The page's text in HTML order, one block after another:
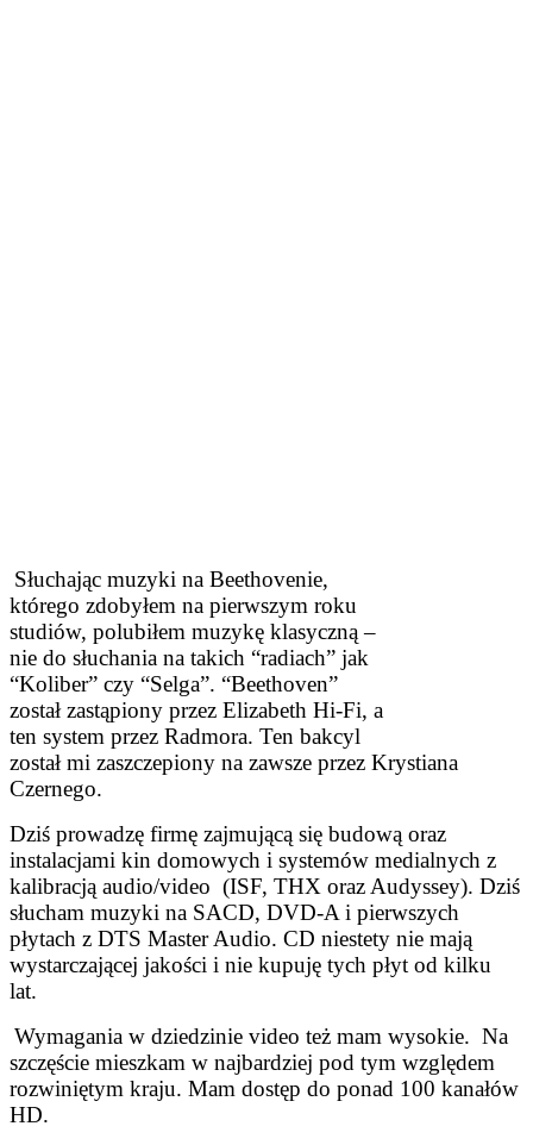
Słuchając muzyki na Beethovenie,
którego zdobyłem na pierwszym roku
studiów, polubiłem muzykę klasyczną –
nie do słuchania na takich “radiach” jak
“Koliber” czy “Selga”. “Beethoven”
został zastąpiony przez Elizabeth Hi-Fi, a
ten system przez Radmora. Ten bakcyl
został mi zaszczepiony na zawsze przez Krystiana
Czernego.
Dziś prowadzę firmę zajmującą się budową oraz
instalacjami kin domowych i systemów medialnych z
kalibracją audio/video (ISF, THX oraz Audyssey). Dziś
słucham muzyki na SACD, DVD-A i pierwszych
płytach z DTS Master Audio. CD niestety nie mają
wystarczającej jakości i nie kupuję tych płyt od kilku
lat.
Wymagania w dziedzinie video też mam wysokie. Na
szczęście mieszkam w najbardziej pod tym względem
rozwiniętym kraju. Mam dostęp do ponad 100 kanałów
HD.